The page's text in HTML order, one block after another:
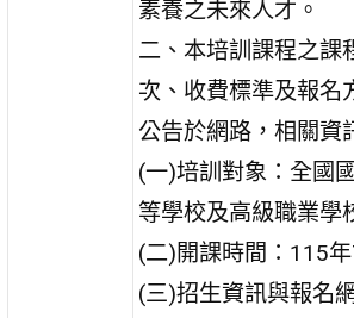
素養之未來人才。
二、本培訓課程之課
次、收費標準及報名
公告於網路，相關資
(一)培訓對象：全國
等學校及高級職業學
(二)開課時間：115
(三)招生資訊與報名